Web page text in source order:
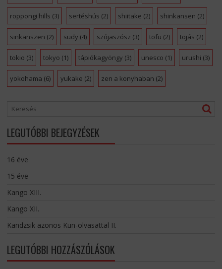
roppongi hills (3) sertéshús (2) shiitake (2) shinkansen (2)
sinkanszen (2) sudy (4) szójaszósz (3) tofu (2) tojás (2)
tokio (3) tokyo (1) tápiókagyöngy (3) unesco (1) urushi (3)
yokohama (6) yukake (2) zen a konyhaban (2)
LEGUTÓBBI BEJEGYZÉSEK
16 éve
15 éve
Kango XIII.
Kango XII.
Kandzsik azonos Kun-olvasattal II.
LEGUTÓBBI HOZZÁSZÓLÁSOK